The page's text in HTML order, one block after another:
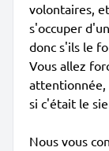
volontaires,
s'occuper
donc s'ils le
Vous allez
attentionnée,
si c'était le
Nous vous